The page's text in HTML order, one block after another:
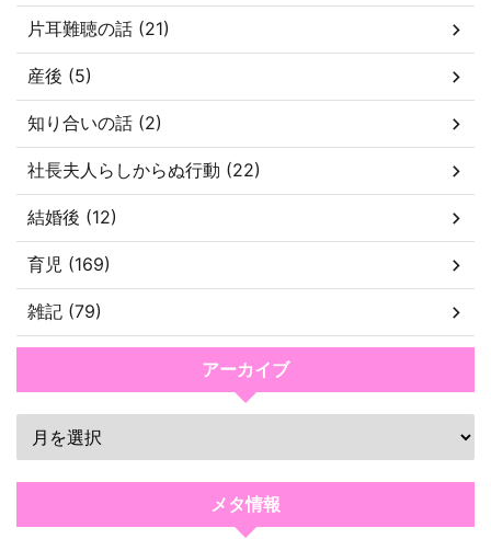
片耳難聴の話 (21)
産後 (5)
知り合いの話 (2)
社長夫人らしからぬ行動 (22)
結婚後 (12)
育児 (169)
雑記 (79)
アーカイブ
メタ情報